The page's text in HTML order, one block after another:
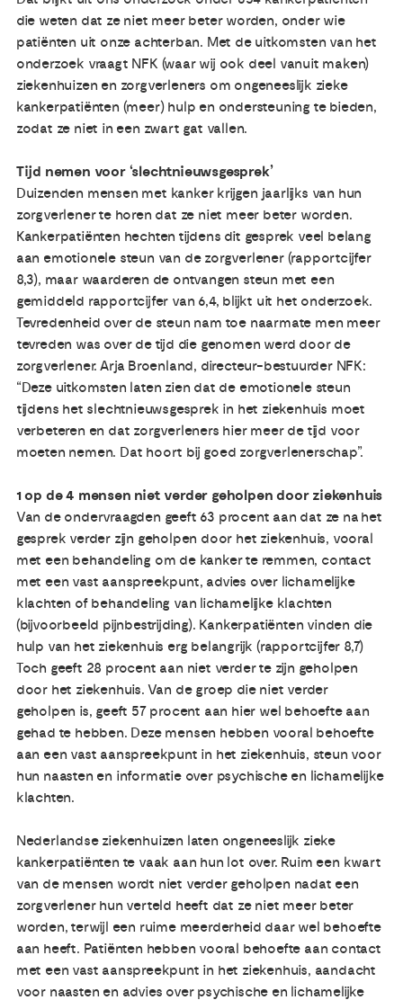
die weten dat ze niet meer beter worden, onder wie
patiënten uit onze achterban. Met de uitkomsten van het
onderzoek vraagt NFK (waar wij ook deel vanuit maken)
ziekenhuizen en zorgverleners om ongeneeslijk zieke
kankerpatiënten (meer) hulp en ondersteuning te bieden,
zodat ze niet in een zwart gat vallen.
Tijd nemen voor ‘slechtnieuwsgesprek’
Duizenden mensen met kanker krijgen jaarlijks van hun
zorgverlener te horen dat ze niet meer beter worden.
Kankerpatiënten hechten tijdens dit gesprek veel belang
aan emotionele steun van de zorgverlener (rapportcijfer
8,3), maar waarderen de ontvangen steun met een
gemiddeld rapportcijfer van 6,4, blijkt uit het onderzoek.
Tevredenheid over de steun nam toe naarmate men meer
tevreden was over de tijd die genomen werd door de
zorgverlener. Arja Broenland, directeur-bestuurder NFK:
“Deze uitkomsten laten zien dat de emotionele steun
tijdens het slechtnieuwsgesprek in het ziekenhuis moet
verbeteren en dat zorgverleners hier meer de tijd voor
moeten nemen. Dat hoort bij goed zorgverlenerschap”.
1 op de 4 mensen niet verder geholpen door ziekenhuis
Van de ondervraagden geeft 63 procent aan dat ze na het
gesprek verder zijn geholpen door het ziekenhuis, vooral
met een behandeling om de kanker te remmen, contact
met een vast aanspreekpunt, advies over lichamelijke
klachten of behandeling van lichamelijke klachten
(bijvoorbeeld pijnbestrijding). Kankerpatiënten vinden die
hulp van het ziekenhuis erg belangrijk (rapportcijfer 8,7)
Toch geeft 28 procent aan niet verder te zijn geholpen
door het ziekenhuis. Van de groep die niet verder
geholpen is, geeft 57 procent aan hier wel behoefte aan
gehad te hebben. Deze mensen hebben vooral behoefte
aan een vast aanspreekpunt in het ziekenhuis, steun voor
hun naasten en informatie over psychische en lichamelijke
klachten.
Nederlandse ziekenhuizen laten ongeneeslijk zieke
kankerpatiënten te vaak aan hun lot over. Ruim een kwart
van de mensen wordt niet verder geholpen nadat een
zorgverlener hun verteld heeft dat ze niet meer beter
worden, terwijl een ruime meerderheid daar wel behoefte
aan heeft. Patiënten hebben vooral behoefte aan contact
met een vast aanspreekpunt in het ziekenhuis, aandacht
voor naasten en advies over psychische en lichamelijke